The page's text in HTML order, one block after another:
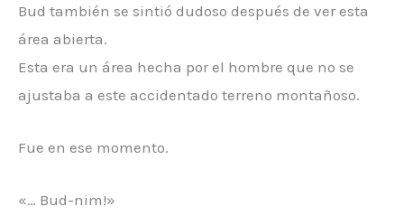
Bud también se sintió dudoso después de ver esta
área abierta.
Esta era un área hecha por el hombre que no se
ajustaba a este accidentado terreno montañoso.
Fue en ese momento.
«… Bud-nim!»